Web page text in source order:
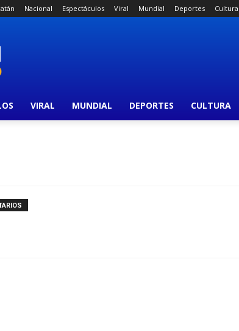
Nacional Espectáculos Viral Mundial Deportes Cultura
VIRAL MUNDIAL DEPORTES CULTURA